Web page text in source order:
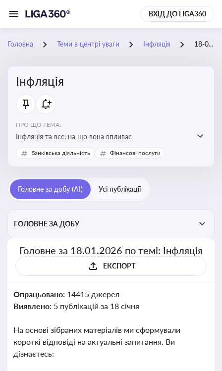
ВХІД ДО LIGA360
Головна Теми в центрі уваги Інфляція 18-01-2026
Інфляція
ПРО ЩО ТЕМА:
Інфляція та все, на що вона впливає
Банківська діяльність Фінансові послуги
Головне за добу (AI) Усі публікації
ГОЛОВНЕ ЗА ДОБУ
Головне за 18.01.2026 по темі: Інфляція
ЕКСПОРТ
Опрацьовано: 14415 джерел
Виявлено: 5 публікацій за 18 січня
На основі зібраних матеріалів ми сформували
короткі відповіді на актуальні запитання. Ви
дізнаєтесь: